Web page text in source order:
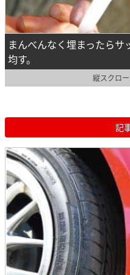
まんべんなく埋まったらサ
均す。
縦スクロ
記